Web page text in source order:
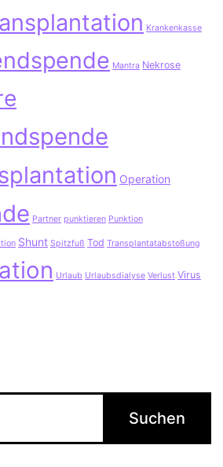
Krankenkasse
Mantra Nekrose
Operation
Partner punktieren Punktion
Shunt Spitzfuß Tod Transplantatabstoßung
Urlaub Urlaubsdialyse Verlust Virus